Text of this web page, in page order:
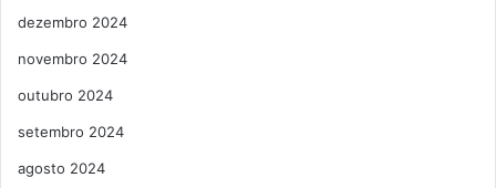
dezembro 2024
novembro 2024
outubro 2024
setembro 2024
agosto 2024